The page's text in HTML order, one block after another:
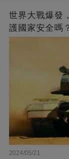
世界大戰爆發
護國家安全嗎
2024/05/21